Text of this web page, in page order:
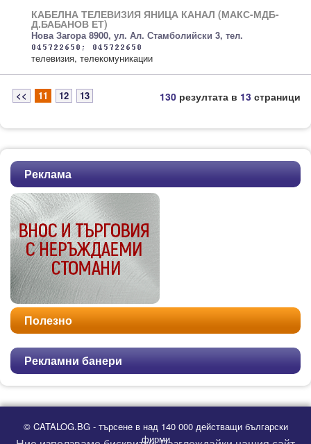
КАБЕЛНА ТЕЛЕВИЗИЯ ЯНИЦА КАНАЛ (МАКС-МДБ-
Д.БАБАНОВ ЕТ)
Нова Загора 8900, ул. Ал. Стамболийски 3, тел.
телевизия, телекомуникации
<< 11 12 13 130 резултата в 13 страници
Реклама
Полезно
Рекламни банери
© CATALOG.BG - търсене в над 140 000 действащи български
фирми